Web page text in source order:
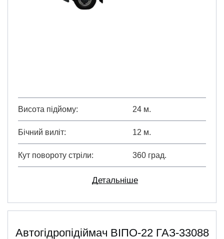
Висота підйому 24 м.
Бічний виліт 12 м.
Кут повороту стріли 360 град.
Детальніше
Автогідропідіймач ВІПО-22 ГАЗ-33088